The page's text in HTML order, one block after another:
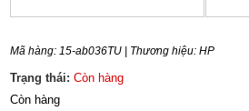
Mã hàng:15-ab036TU | Thương hiệu:HP
Trạng thái: Còn hàng
Còn hàng